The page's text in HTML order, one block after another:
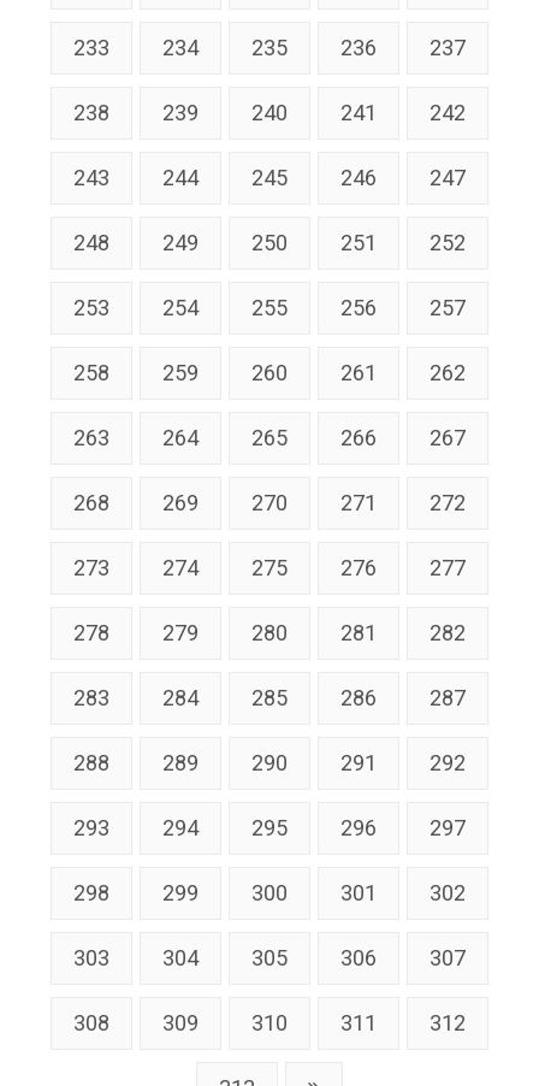
233 234 235 236 237
238 239 240 241 242
243 244 245 246 247
248 249 250 251 252
253 254 255 256 257
258 259 260 261 262
263 264 265 266 267
268 269 270 271 272
273 274 275 276 277
278 279 280 281 282
283 284 285 286 287
288 289 290 291 292
293 294 295 296 297
298 299 300 301 302
303 304 305 306 307
308 309 310 311 312